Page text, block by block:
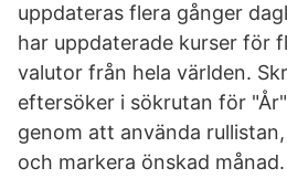
uppdateras flera gånger
har uppdaterade kurser för
valutor från hela världen.
eftersöker i sökrutan för
genom att använda
och markera önskad månad.